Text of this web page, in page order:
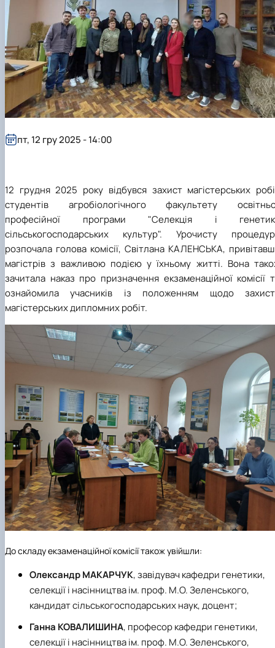
ідентифікації сортів рослин"
І міжнародна конференція присвячена 90-
річчю від дня народження вченого М.О. Зе…
12 грудня 2025 року відбувся захист магістерських
студентів агробіологічного факультету
професійної програми "Селекція і
сільськогосподарських культур". Урочисту
розпочала голова комісії, Світлана КАЛЕНСЬКА,
магістрів з важливою подією у їхньому житті. Вона
зачитала наказ про призначення екзаменаційної комісії
ознайомила учасників із положенням щодо
магістерських дипломних робіт.
До складу екзаменаційної комісії також увійшли:
Олександр МАКАРЧУК, завідувач кафедри генетики,
селекції і насінництва ім. проф. М.О. Зеленського,
кандидат сільськогосподарських наук, доцент;
Ганна КОВАЛИШИНА, професор кафедри генетики,
селекції і насінництва ім. проф. М.О. Зеленського,
пт, 12 гру 2025 - 14:00